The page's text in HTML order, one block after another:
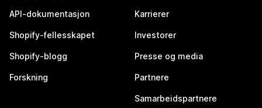
API-dokumentasjon
Shopify-fellesskapet
Shopify-blogg
Forskning
Karrierer
Investorer
Presse og media
Partnere
Samarbeidspartnere